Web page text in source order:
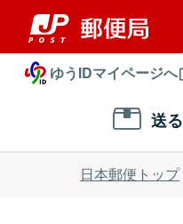
ゆうIDマイページへ
送る
日本郵便トップ